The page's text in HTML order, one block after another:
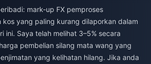
mark-up FX pemproses
kos yang paling kurang dilaporkan dalam
ini. Saya telah melihat 3–5% secara
pembelian silang mata wang yang
yang kelihatan hilang. Jika anda